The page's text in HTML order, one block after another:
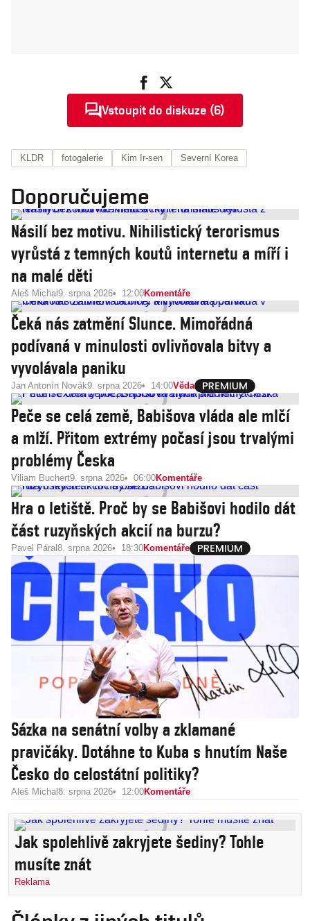
Vstoupit do diskuze (6)
KLDR fotogalerie Kim Ir-sen Severní Korea
Doporučujeme
Násilí bez motivu. Nihilistický terorismus
vyrůstá z temných koutů internetu a míří i
na malé děti
Aleš Michal 9. srpna 2026 12:00Komentáře
Čeká nás zatmění Slunce. Mimořádná
podívaná v minulosti ovlivňovala bitvy a
vyvolávala paniku
Jan Antonín Novák9. srpna 2026 14:00Věda
Peče se celá země, Babišova vláda ale mlčí
a mlží. Přitom extrémy počasí jsou trvalými
problémy Česka
Viliam Buchert9. srpna 2026 06:00Komentáře
Hra o letiště. Proč by se Babišovi hodilo dát
část ruzyňských akcií na burzu?
Pavel Páral 8. srpna 2026 18:30Komentáře
Sázka na senátní volby a zklamané
pravičáky. Dotáhne to Kuba s hnutím Naše
Česko do celostátní politiky?
Aleš Michal 8. srpna 2026 12:00Komentáře
Jak spolehlivě zakryjete šediny? Tohle
musíte znát
Reklama